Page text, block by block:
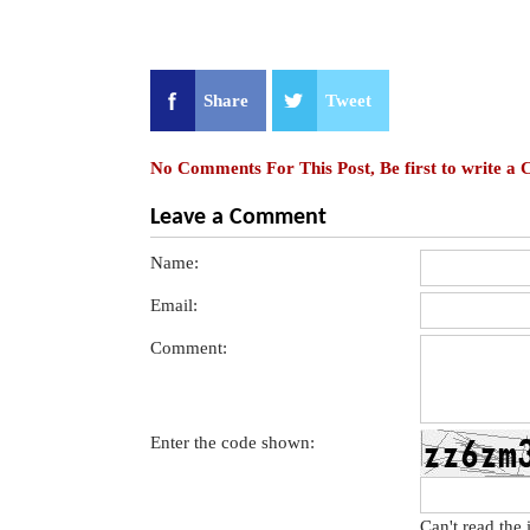
Share Tweet
No Comments For This Post, Be first to write a
Leave a Comment
Name:
Email:
Comment:
Enter the code shown: